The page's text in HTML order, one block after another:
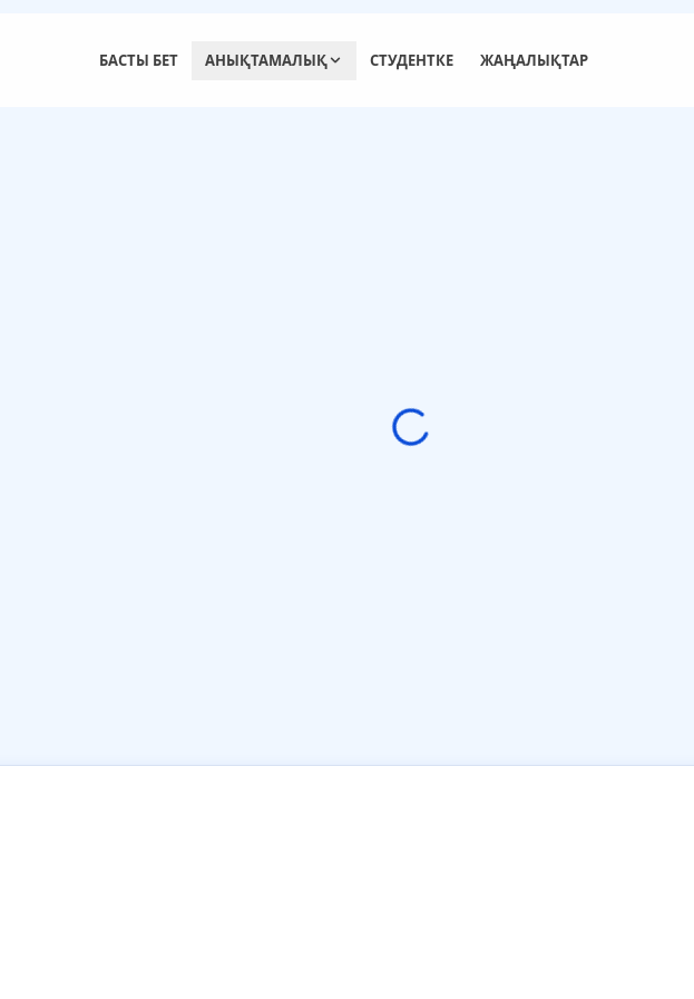
БАСТЫ БЕТ АНЫҚТАМАЛЫҚ СТУДЕНТКЕ ЖАҢАЛЫҚТАР